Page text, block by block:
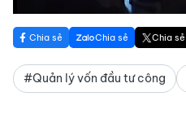
Chia sẻ Chia sẻ Chia sẻ
#Quản lý vốn đầu tư công